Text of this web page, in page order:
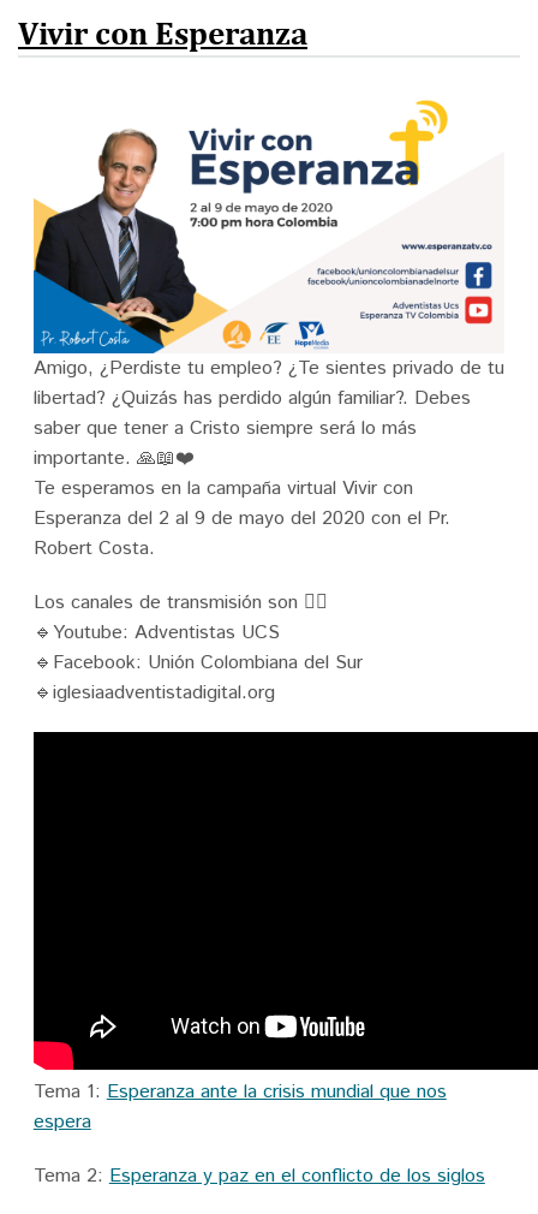
Donar
Vivir con Esperanza
Amigo, ¿Perdiste tu empleo? ¿Te sientes privado de tu
libertad? ¿Quizás has perdido algún familiar?. Debes
saber que tener a Cristo siempre será lo más
importante. 🙏📖❤️
Te esperamos en la campaña virtual Vivir con
Esperanza del 2 al 9 de mayo del 2020 con el Pr.
Robert Costa.
Los canales de transmisión son 👇🏼
🔹Youtube: Adventistas UCS
🔹Facebook: Unión Colombiana del Sur
🔹iglesiaadventistadigital.org
Tema 1:Esperanza ante la crisis mundial que nos
espera
Tema 2:Esperanza y paz en el conflicto de los siglos